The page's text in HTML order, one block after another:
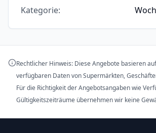
Kategorie:
Rechtlicher Hinweis: Diese Angebote basieren
verfügbaren Daten von Supermärkten,
Für die Richtigkeit der Angebotsangaben wie
Gültigkeitszeiträume übernehmen wir keine